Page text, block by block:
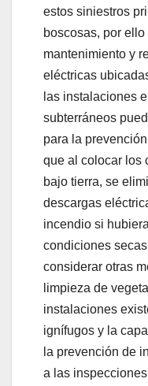
estos siniestros
boscosas, por
mantenimiento y
eléctricas
las instalaciones
subterráneos
para la
que al colocar los
bajo tierra, se
descargas
incendio si
condiciones
considerar otras
limpieza de
instalaciones
ignífugos y la
la prevención de
a las